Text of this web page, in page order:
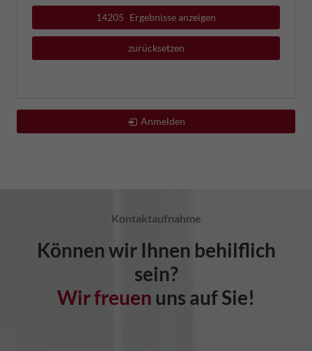
14205 Ergebnisse anzeigen
zurücksetzen
Anmelden
Kontaktaufnahme
Können wir Ihnen behilflich
sein?
Wir freuen uns auf Sie!